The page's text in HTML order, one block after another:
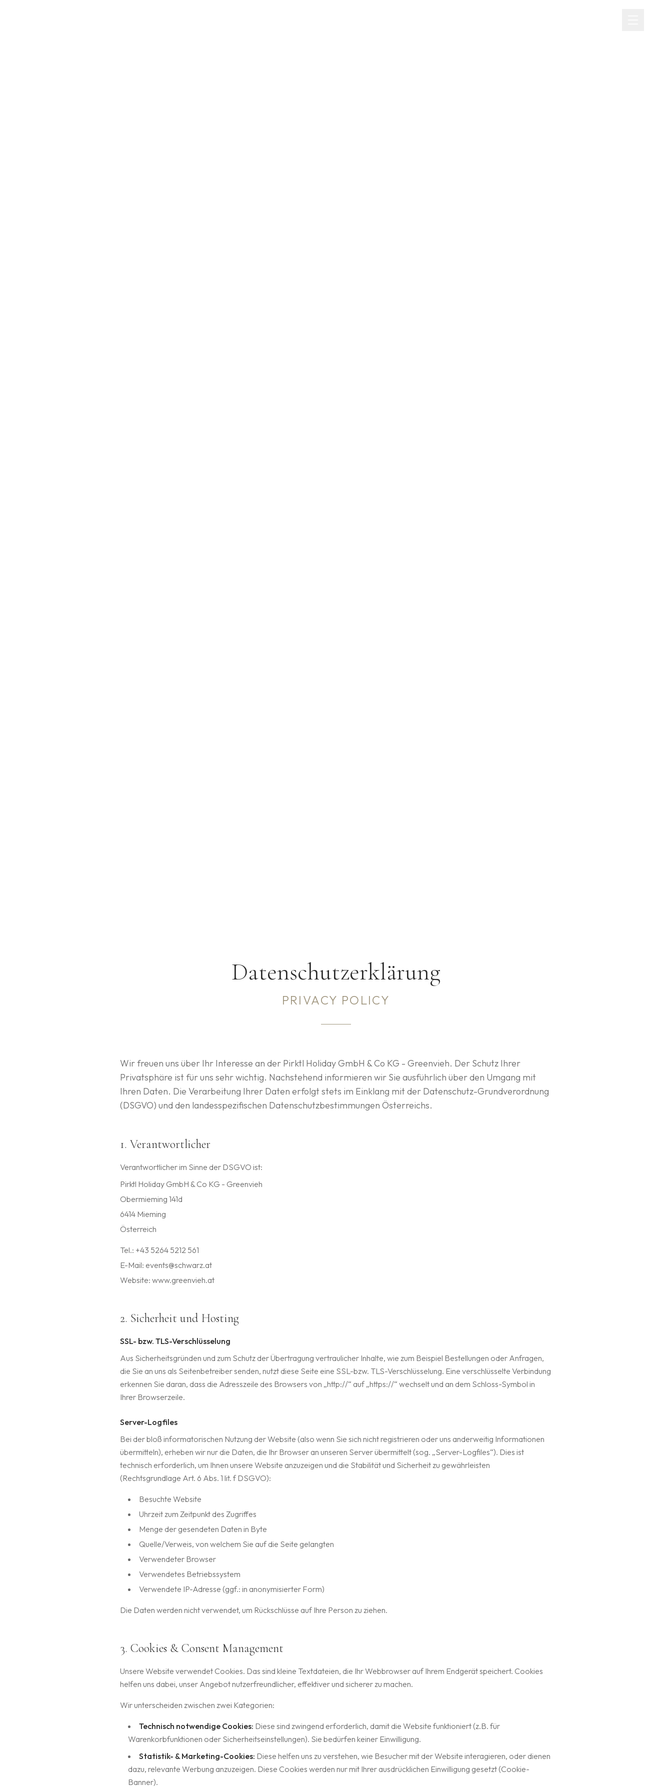
Datenschutzerklärung
PRIVACY POLICY
Wir freuen uns über Ihr Interesse an der Pirktl Holiday GmbH & Co KG - Greenvieh. Der Schutz Ihrer
Privatsphäre ist für uns sehr wichtig. Nachstehend informieren wir Sie ausführlich über den Umgang mit
Ihren Daten. Die Verarbeitung Ihrer Daten erfolgt stets im Einklang mit der Datenschutz-Grundverordnung
(DSGVO) und den landesspezifischen Datenschutzbestimmungen Österreichs.
1. Verantwortlicher
Verantwortlicher im Sinne der DSGVO ist:
Pirktl Holiday GmbH & Co KG - Greenvieh
Obermieming 141d
6414 Mieming
Österreich
Tel.: +43 5264 5212 561
E-Mail: events@schwarz.at
Website: www.greenvieh.at
2. Sicherheit und Hosting
SSL- bzw. TLS-Verschlüsselung
Aus Sicherheitsgründen und zum Schutz der Übertragung vertraulicher Inhalte, wie zum Beispiel Bestellungen oder Anfragen,
die Sie an uns als Seitenbetreiber senden, nutzt diese Seite eine SSL-bzw. TLS-Verschlüsselung. Eine verschlüsselte Verbindung
erkennen Sie daran, dass die Adresszeile des Browsers von „http://“ auf „https://“ wechselt und an dem Schloss-Symbol in
Ihrer Browserzeile.
Server-Logfiles
Bei der bloß informatorischen Nutzung der Website (also wenn Sie sich nicht registrieren oder uns anderweitig Informationen
übermitteln), erheben wir nur die Daten, die Ihr Browser an unseren Server übermittelt (sog. „Server-Logfiles“). Dies ist
technisch erforderlich, um Ihnen unsere Website anzuzeigen und die Stabilität und Sicherheit zu gewährleisten
(Rechtsgrundlage Art. 6 Abs. 1 lit. f DSGVO):
Besuchte Website
Uhrzeit zum Zeitpunkt des Zugriffes
Menge der gesendeten Daten in Byte
Quelle/Verweis, von welchem Sie auf die Seite gelangten
Verwendeter Browser
Verwendetes Betriebssystem
Verwendete IP-Adresse (ggf.: in anonymisierter Form)
Die Daten werden nicht verwendet, um Rückschlüsse auf Ihre Person zu ziehen.
3. Cookies & Consent Management
Unsere Website verwendet Cookies. Das sind kleine Textdateien, die Ihr Webbrowser auf Ihrem Endgerät speichert. Cookies
helfen uns dabei, unser Angebot nutzerfreundlicher, effektiver und sicherer zu machen.
Wir unterscheiden zwischen zwei Kategorien:
Technisch notwendige Cookies: Diese sind zwingend erforderlich, damit die Website funktioniert (z.B. für
Warenkorbfunktionen oder Sicherheitseinstellungen). Sie bedürfen keiner Einwilligung.
Statistik- & Marketing-Cookies: Diese helfen uns zu verstehen, wie Besucher mit der Website interagieren, oder dienen
dazu, relevante Werbung anzuzeigen. Diese Cookies werden nur mit Ihrer ausdrücklichen Einwilligung gesetzt (Cookie-
Banner).